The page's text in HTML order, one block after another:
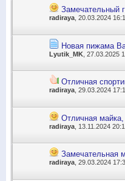
Замечательный
radiraya , 20.03.2024
Новая пижама
Lyutik_MK , 27.03.2025
Отличная
radiraya , 29.03.2024
Отличная
radiraya , 13.11.2024
Замечательная
radiraya , 29.03.2024